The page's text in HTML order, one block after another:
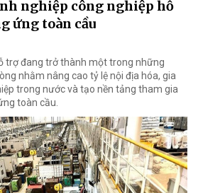
nghiệp công nghiệp hỗ
ứng toàn cầu
trợ đang trở thành một trong những
nhằm nâng cao tỷ lệ nội địa hóa, gia
trong nước và tạo nền tảng tham gia
toàn cầu.